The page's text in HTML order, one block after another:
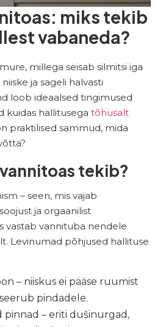
miks tekib
vabaneda?
millega seisab silmitsi iga
ja sageli halvasti
loob ideaalsed tingimused
kuidas hallitusega tõhusalt
praktilised sammud, mida
tekib?
– seen, mis vajab
ja orgaanilist
vastab vannituba nendele
Levinumad põhjused hallituse
– niiskus ei pääse ruumist
pindadele.
pinnad – eriti dušinurgad,